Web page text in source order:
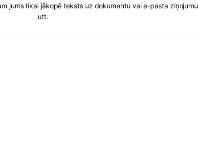
jums tikai jākopē teksts uz dokumentu vai e-pasta ziņojumu
utt.